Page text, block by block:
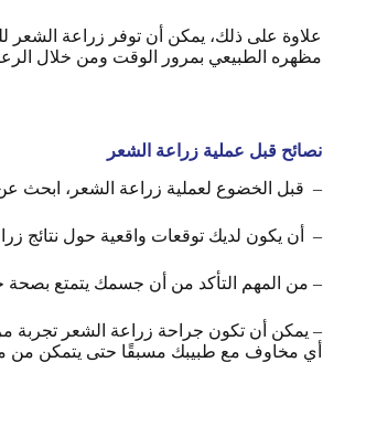
علاوة على ذلك، يمكن أن توفر زراعة الشعر
مظهره الطبيعي بمرور الوقت ومن خلال
نصائح قبل عملية زراعة الشعر
– قبل الخضوع لعملية زراعة الشعر، ابحث عن
– أن يكون لديك توقعات واقعية حول نتائج
– من المهم التأكد من أن جسمك يتمتع بصحة
– يمكن أن تكون جراحة زراعة الشعر تجربة
أي مخاوف مع طبيبك مسبقًا حتى يتمكن من